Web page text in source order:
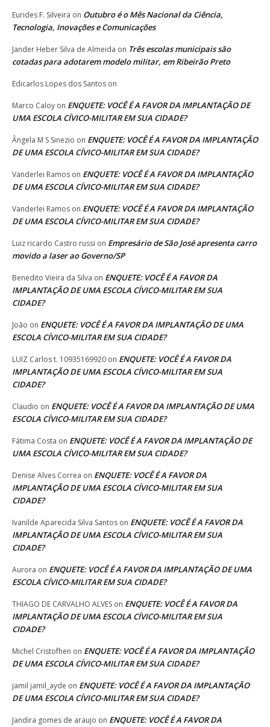
Eurides F. Silveira on Outubro é o Mês Nacional da Ciência,
Tecnologia, Inovações e Comunicações
Jander Heber Silva de Almeida on Três escolas municipais são
cotadas para adotarem modelo militar, em Ribeirão Preto
Edicarlos Lopes dos Santos on
Marco Caloy on ENQUETE: VOCÊ É A FAVOR DA IMPLANTAÇÃO DE
UMA ESCOLA CÍVICO-MILITAR EM SUA CIDADE?
Ângela M S Sinezio on ENQUETE: VOCÊ É A FAVOR DA IMPLANTAÇÃO
DE UMA ESCOLA CÍVICO-MILITAR EM SUA CIDADE?
Vanderlei Ramos on ENQUETE: VOCÊ É A FAVOR DA IMPLANTAÇÃO
DE UMA ESCOLA CÍVICO-MILITAR EM SUA CIDADE?
Vanderlei Ramos on ENQUETE: VOCÊ É A FAVOR DA IMPLANTAÇÃO
DE UMA ESCOLA CÍVICO-MILITAR EM SUA CIDADE?
Luiz ricardo Castro russi on Empresário de São José apresenta carro
movido a laser ao Governo/SP
Benedito Vieira da Silva on ENQUETE: VOCÊ É A FAVOR DA
IMPLANTAÇÃO DE UMA ESCOLA CÍVICO-MILITAR EM SUA
CIDADE?
João on ENQUETE: VOCÊ É A FAVOR DA IMPLANTAÇÃO DE UMA
ESCOLA CÍVICO-MILITAR EM SUA CIDADE?
LUIZ Carlos t. 10935169920 on ENQUETE: VOCÊ É A FAVOR DA
IMPLANTAÇÃO DE UMA ESCOLA CÍVICO-MILITAR EM SUA
CIDADE?
Claudio on ENQUETE: VOCÊ É A FAVOR DA IMPLANTAÇÃO DE UMA
ESCOLA CÍVICO-MILITAR EM SUA CIDADE?
Fátima Costa on ENQUETE: VOCÊ É A FAVOR DA IMPLANTAÇÃO DE
UMA ESCOLA CÍVICO-MILITAR EM SUA CIDADE?
Denise Alves Correa on ENQUETE: VOCÊ É A FAVOR DA
IMPLANTAÇÃO DE UMA ESCOLA CÍVICO-MILITAR EM SUA
CIDADE?
Ivanilde Aparecida Silva Santos on ENQUETE: VOCÊ É A FAVOR DA
IMPLANTAÇÃO DE UMA ESCOLA CÍVICO-MILITAR EM SUA
CIDADE?
Aurora on ENQUETE: VOCÊ É A FAVOR DA IMPLANTAÇÃO DE UMA
ESCOLA CÍVICO-MILITAR EM SUA CIDADE?
THIAGO DE CARVALHO ALVES on ENQUETE: VOCÊ É A FAVOR DA
IMPLANTAÇÃO DE UMA ESCOLA CÍVICO-MILITAR EM SUA
CIDADE?
Michel Cristofhen on ENQUETE: VOCÊ É A FAVOR DA IMPLANTAÇÃO
DE UMA ESCOLA CÍVICO-MILITAR EM SUA CIDADE?
jamil jamil_ayde on ENQUETE: VOCÊ É A FAVOR DA IMPLANTAÇÃO
DE UMA ESCOLA CÍVICO-MILITAR EM SUA CIDADE?
Jandira gomes de araujo on ENQUETE: VOCÊ É A FAVOR DA